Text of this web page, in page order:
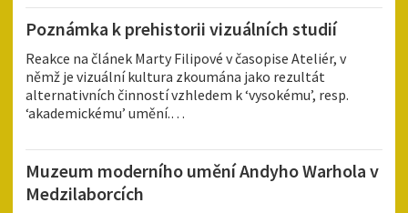
Poznámka k prehistorii vizuálních studií
Reakce na článek Marty Filipové v časopise Ateliér, v
němž je vizuální kultura zkoumána jako rezultát
alternativních činností vzhledem k ‘vysokému’, resp.
‘akademickému’ umění.…
Muzeum moderního umění Andyho Warhola v
Medzilaborcích